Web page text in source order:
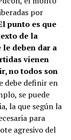
por
punto es que
de la
le deben dar a
vienen
no todos son
debe definir en
se puede
la que según la
para
agresivo del